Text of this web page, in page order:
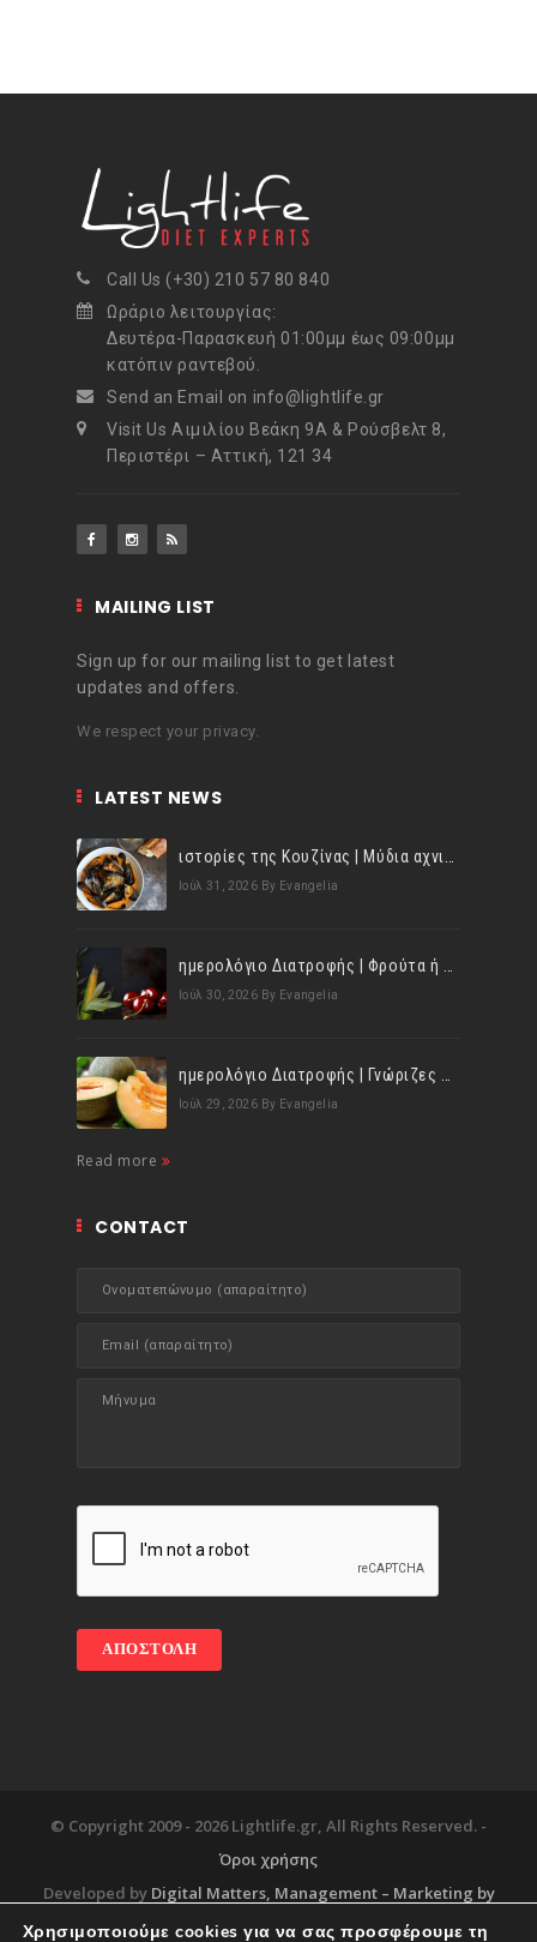
Call Us (+30) 210 57 80 840
Ωράριο λειτουργίας:
Δευτέρα-Παρασκευή 01:00μμ έως 09:00μμ
κατόπιν ραντεβού.
Send an Email on info@lightlife.gr
Visit Us Αιμιλίου Βεάκη 9Α & Ρούσβελτ 8,
Περιστέρι – Αττική, 121 34
MAILING LIST
Sign up for our mailing list to get latest
updates and offers.
We respect your privacy.
LATEST NEWS
Ιούλ 31, 2026 By Evangelia
Ιούλ 30, 2026 By Evangelia
Ιούλ 29, 2026 By Evangelia
Read more
CONTACT
© Copyright 2009 - 2026 Lightlife.gr, All Rights Reserved. -
Όροι χρήσης
Developed by Digital Matters, Management – Marketing by
Χρησιμοποιούμε cookies για να σας προσφέρουμε τη